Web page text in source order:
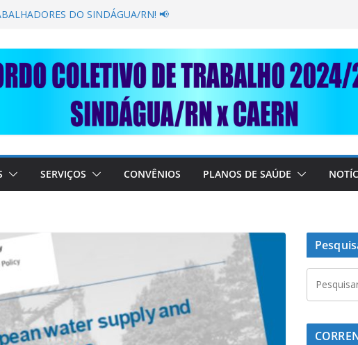
SECAR SUA TORNEIRA: UNIDOS
em importante debate com o Ministro
A SABESP! 🚨
AJUDE O NOSSO
DA CAERN!
SERVIÇOS CONVÊNIOS PLANOS DE SAÚDE